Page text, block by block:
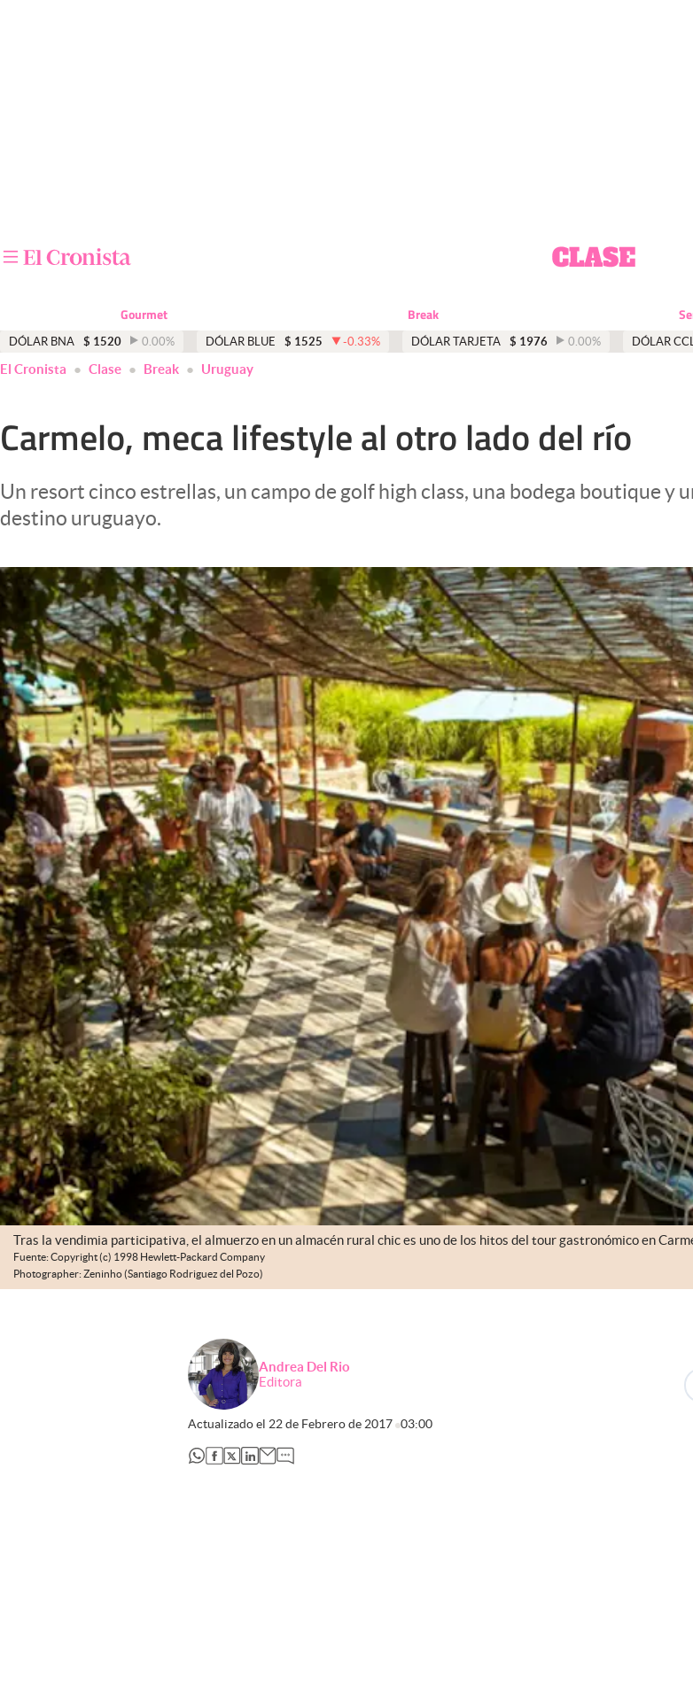
Otras secciones
Apertura
Clase
Mundial 2026
El Cronista Studio
Mediakit
abre en nueva pestaña
Gourmet Break
DÓLAR BNA $ 1520 0.00% DÓLAR BLUE $ 1525 -0.33% DÓLAR TARJETA $ 1976 0.00% DÓLAR
El Cronista Clase Break Uruguay
Carmelo, meca lifestyle al otro lado del río
Un resort cinco estrellas, un campo de golf high class, una bodega boutique y
destino uruguayo.
Tras la vendimia participativa, el almuerzo en un almacén rural chic es uno de los hitos del tour gastronómico en
Fuente: Copyright (c) 1998 Hewlett-Packard Company
Photographer: Zeninho (Santiago Rodriguez del Pozo)
Andrea Del Rio
Editora
Actualizado el 22 de Febrero de 2017 03:00
abre en nueva pestaña
abre en nueva pestaña
abre en nueva pestaña
abre en nueva pestaña